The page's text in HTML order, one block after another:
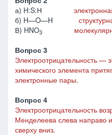
а) H:S:Н
б) H—O—H
В) HNO3
Вопрос 3
Электроотрицательность —
химического элемента
электронные пары.
Вопрос 4
Электроотрицательность
Менделеева слева направо
сверху вниз.